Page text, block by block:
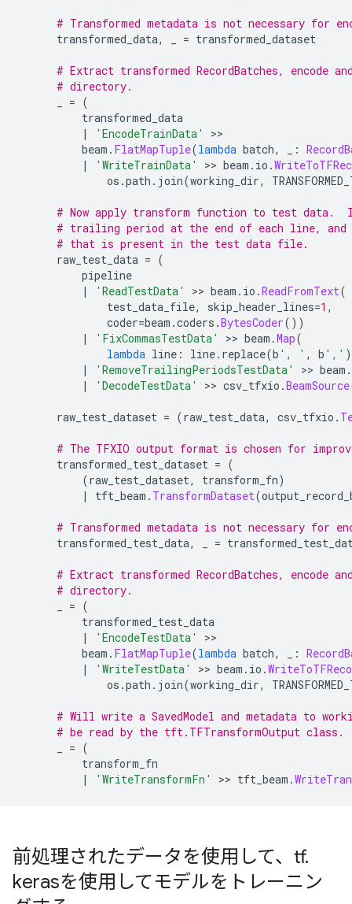
# Transformed metadata is not necessary for
transformed_data, = transformed_dataset
# Extract transformed RecordBatches, encode
# directory.
= (
transformed_data
|
'EncodeTrainData'
>>
beam . FlatMapTuple(lambda batch, :
|
'WriteTrainData' >> beam . io .
os .path . join(working_dir,
# Now apply transform function to test data.
# trailing period at the end of each line, and
# that is present in the test data file.
raw_test_data = (
pipeline
|
'ReadTestData' >> beam . io .ReadFromText(
test_data_file, skip_header_lines=1 ,
coder=beam .coders .BytesCoder())
|
'FixCommasTestData' >> beam .Map(
lambda line : line. replace(b ', ' , b ','
|
'RemoveTrailingPeriodsTestData' >> beam .
|
'DecodeTestData' >> csv_tfxio .BeamSource
raw_test_dataset = (raw_test_data, csv_tfxio .
# The TFXIO output format is chosen for
transformed_test_dataset = (
(raw_test_dataset, transform_fn)
|
tft_beam . TransformDataset(
# Transformed metadata is not necessary for
transformed_test_data, =
# Extract transformed RecordBatches, encode
# directory.
= (
transformed_test_data
|
'EncodeTestData'
>>
beam . FlatMapTuple(lambda batch, :
|
'WriteTestData' >> beam . io .
os .path . join(working_dir,
# Will write a SavedModel and metadata to
# be read by the tft.TFTransformOutput class.
= (
transform_fn
|
'WriteTransformFn' >> tft_beam .
前処理されたデータを使用して、tf.
kerasを使用してモデルをトレーニン